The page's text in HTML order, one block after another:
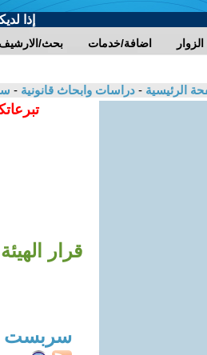
إذا
بحث/الارشيف اضافة/خدمات الزوار
الرئيسية - دراسات وابحاث قانونية -
قرار
سربست